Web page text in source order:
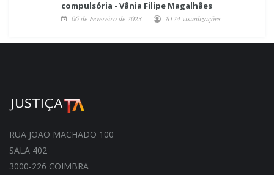
compulsória - Vânia Filipe Magalhães
06 de Fevereiro de 2023 8124 visualizações
RUA JOÃO MACHADO 100
SALA 402
3000-226 COIMBRA